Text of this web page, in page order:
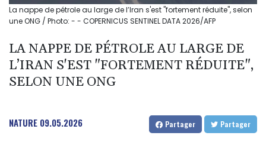
La nappe de pétrole au large de l’Iran s'est "fortement réduite", selon
une ONG / Photo: - - COPERNICUS SENTINEL DATA 2026/AFP
LA NAPPE DE PÉTROLE AU LARGE DE
L’IRAN S'EST "FORTEMENT RÉDUITE",
SELON UNE ONG
NATURE 09.05.2026 Partager Partager